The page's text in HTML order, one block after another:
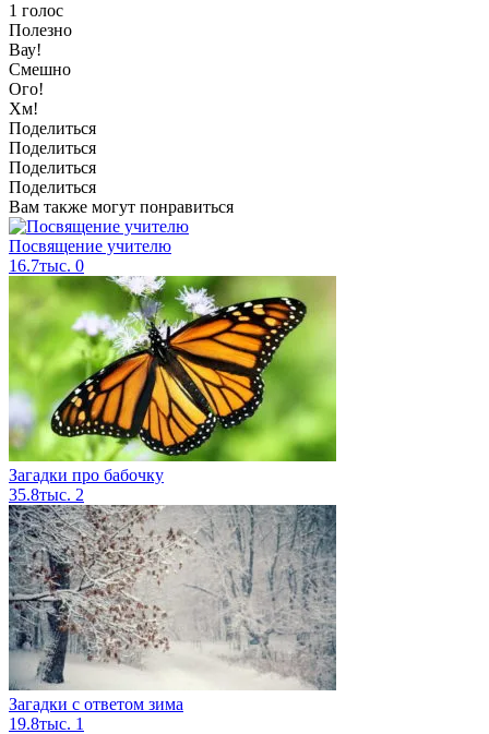
1 голос
Полезно
Вау!
Смешно
Ого!
Хм!
Поделиться
Поделиться
Поделиться
Поделиться
Вам также могут понравиться
Посвящение учителю
16.7тыс. 0
Загадки про бабочку
35.8тыс. 2
Загадки с ответом зима
19.8тыс. 1